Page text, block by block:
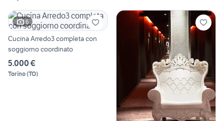
6
Cucina Arredo3 completa con
soggiorno coordinato
5.000 €
Torino(TO)